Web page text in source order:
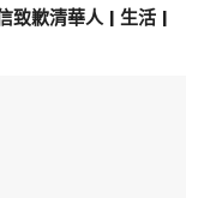
致歉清華人 | 生活 |